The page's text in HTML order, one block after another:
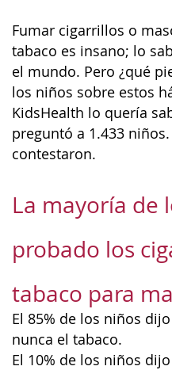
Fumar cigarrillos o
tabaco es insano; lo
el mundo. Pero ¿qué
los niños sobre estos
KidsHealth lo quería
preguntó a 1.433
contestaron.
La mayoría de
probado los
tabaco para
El 85% de los niños
nunca el tabaco.
El 10% de los niños